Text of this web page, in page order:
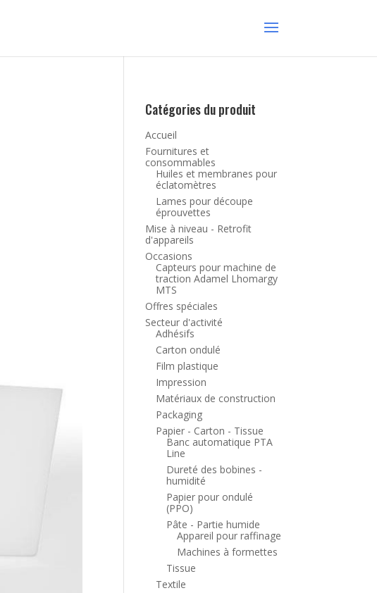
Catégories du produit
Accueil
Fournitures et
consommables
Huiles et membranes pour
éclatomètres
Lames pour découpe
éprouvettes
Mise à niveau - Retrofit
d'appareils
Occasions
Capteurs pour machine de
traction Adamel Lhomargy
MTS
Offres spéciales
Secteur d'activité
Adhésifs
Carton ondulé
Film plastique
Impression
Matériaux de construction
Packaging
Papier - Carton - Tissue
Banc automatique PTA
Line
Dureté des bobines -
humidité
Papier pour ondulé
(PPO)
Pâte - Partie humide
Appareil pour raffinage
Machines à formettes
Tissue
Textile